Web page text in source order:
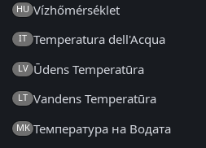
HU Vízhőmérséklet
IT Temperatura dell'Acqua
LV Ūdens Temperatūra
LT Vandens Temperatūra
MK Температура на Водата